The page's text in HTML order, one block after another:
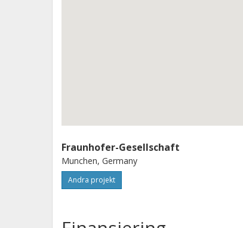
Fraunhofer-Gesellschaft
Munchen, Germany
Andra projekt